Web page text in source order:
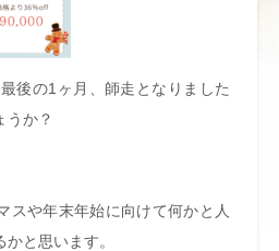
後の1ヶ月、師走となりました
うか？
スや年末年始に向けて何かと人
と思います。